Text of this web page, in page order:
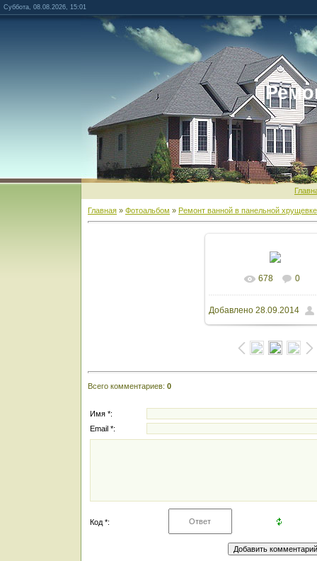
Суббота, 08.08.2026, 15:01
Главная » Фотоальбом » Ремонт ванной в панельной
В реальном
1200x1600/ 151.9Kb
678 0
Добавлено28.09.2014
Всего комментариев: 0
Имя *:
Email *:
Код *: